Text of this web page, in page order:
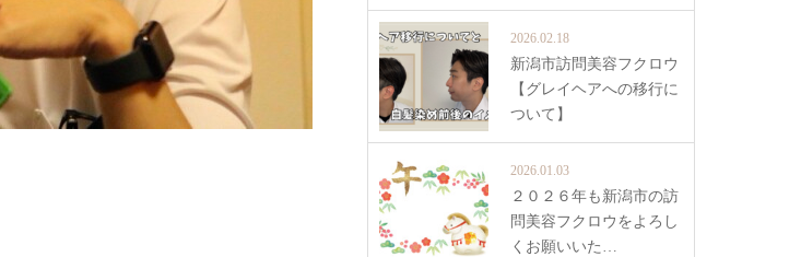
2026.02.18
新潟市訪問美容フクロウ
【グレイヘアへの移行に
ついて】
2026.01.03
２０２６年も新潟市の訪
問美容フクロウをよろし
くお願いいた…